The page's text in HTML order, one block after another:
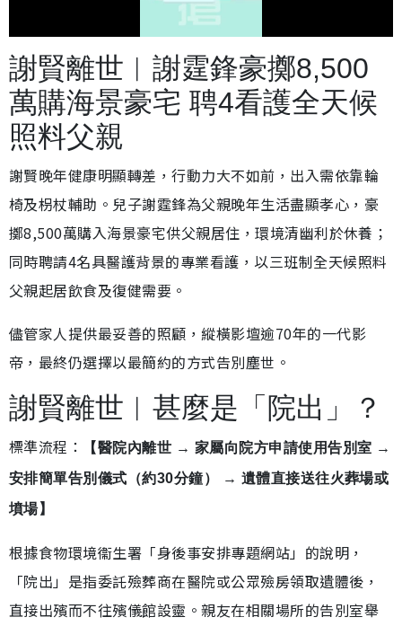
啟
效
:
4
.
9
7
%
謝賢離世︱謝霆鋒豪擲8,500
萬購海景豪宅 聘4看護全天候
照料父親
謝賢晚年健康明顯轉差，行動力大不如前，出入需依靠輪
椅及枴杖輔助。兒子謝霆鋒為父親晚年生活盡顯孝心，豪
擲8,500萬購入海景豪宅供父親居住，環境清幽利於休養；
同時聘請4名具醫護背景的專業看護，以三班制全天候照料
父親起居飲食及復健需要。
儘管家人提供最妥善的照顧，縱橫影壇逾70年的一代影
帝，最終仍選擇以最簡約的方式告別塵世。
謝賢離世︱甚麼是「院出」？
標準流程：
【醫院內離世 → 家屬向院方申請使用告別室 →
安排簡單告別儀式（約30分鐘） → 遺體直接送往火葬場或
墳場】
根據食物環境衞生署「身後事安排專題網站」的說明，
「院出」是指委託殮葬商在醫院或公眾殮房領取遺體後，
直接出殯而不往殯儀館設靈。親友在相關場所的告別室舉